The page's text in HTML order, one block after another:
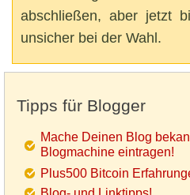
abschließen, aber jetzt
unsicher bei der Wahl.
Tipps für Blogger
Mache Deinen Blog
Blogmachine eintragen!
Plus500 Bitcoin